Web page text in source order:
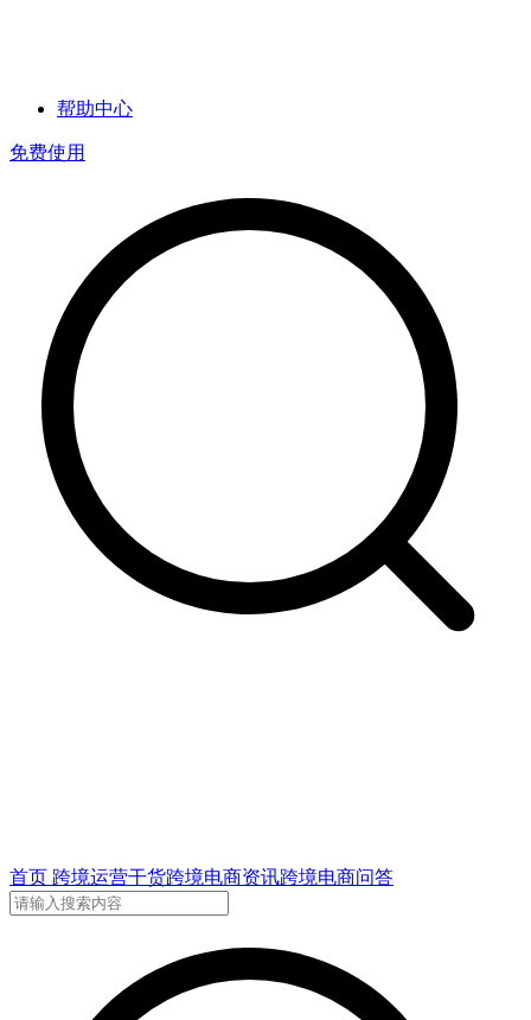
帮助中心
免费使用
首页 跨境运营干货跨境电商资讯跨境电商问答